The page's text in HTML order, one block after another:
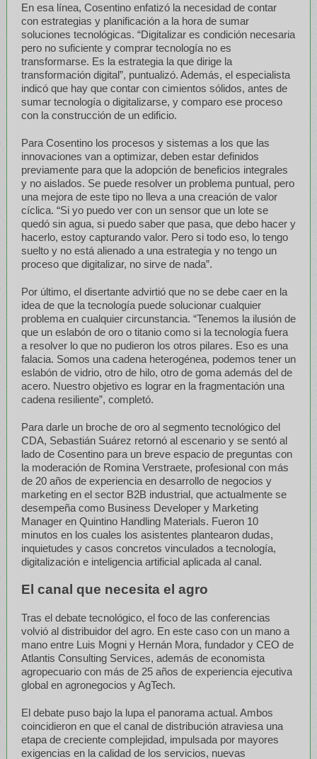
En esa línea, Cosentino enfatizó la necesidad de contar
con estrategias y planificación a la hora de sumar
soluciones tecnológicas. “Digitalizar es condición necesaria
pero no suficiente y comprar tecnología no es
transformarse. Es la estrategia la que dirige la
transformación digital”, puntualizó. Además, el especialista
indicó que hay que contar con cimientos sólidos, antes de
sumar tecnología o digitalizarse, y comparo ese proceso
con la construcción de un edificio.
Para Cosentino los procesos y sistemas a los que las
innovaciones van a optimizar, deben estar definidos
previamente para que la adopción de beneficios integrales
y no aislados. Se puede resolver un problema puntual, pero
una mejora de este tipo no lleva a una creación de valor
cíclica. “Si yo puedo ver con un sensor que un lote se
quedó sin agua, si puedo saber que pasa, que debo hacer y
hacerlo, estoy capturando valor. Pero si todo eso, lo tengo
suelto y no está alienado a una estrategia y no tengo un
proceso que digitalizar, no sirve de nada”.
Por último, el disertante advirtió que no se debe caer en la
idea de que la tecnología puede solucionar cualquier
problema en cualquier circunstancia. “Tenemos la ilusión de
que un eslabón de oro o titanio como si la tecnología fuera
a resolver lo que no pudieron los otros pilares. Eso es una
falacia. Somos una cadena heterogénea, podemos tener un
eslabón de vidrio, otro de hilo, otro de goma además del de
acero. Nuestro objetivo es lograr en la fragmentación una
cadena resiliente”, completó.
Para darle un broche de oro al segmento tecnológico del
CDA, Sebastián Suárez retornó al escenario y se sentó al
lado de Cosentino para un breve espacio de preguntas con
la moderación de Romina Verstraete, profesional con más
de 20 años de experiencia en desarrollo de negocios y
marketing en el sector B2B industrial, que actualmente se
desempeña como Business Developer y Marketing
Manager en Quintino Handling Materials. Fueron 10
minutos en los cuales los asistentes plantearon dudas,
inquietudes y casos concretos vinculados a tecnología,
digitalización e inteligencia artificial aplicada al canal.
El canal que necesita el agro
Tras el debate tecnológico, el foco de las conferencias
volvió al distribuidor del agro. En este caso con un mano a
mano entre Luis Mogni y Hernán Mora, fundador y CEO de
Atlantis Consulting Services, además de economista
agropecuario con más de 25 años de experiencia ejecutiva
global en agronegocios y AgTech.
El debate puso bajo la lupa el panorama actual. Ambos
coincidieron en que el canal de distribución atraviesa una
etapa de creciente complejidad, impulsada por mayores
exigencias en la calidad de los servicios, nuevas